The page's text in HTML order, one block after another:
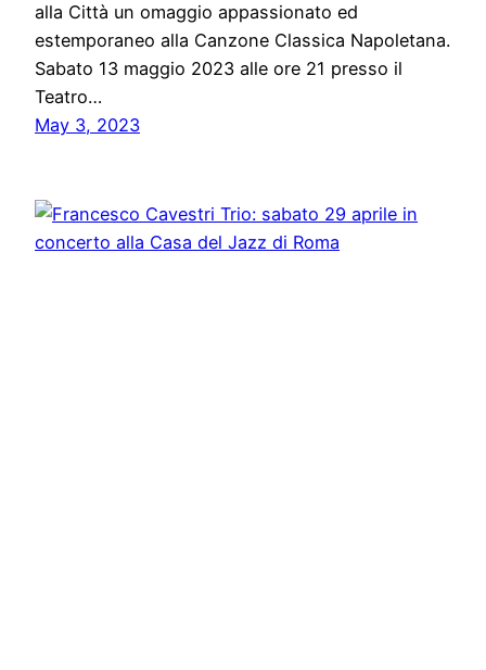
alla Città un omaggio appassionato ed
estemporaneo alla Canzone Classica Napoletana.
Sabato 13 maggio 2023 alle ore 21 presso il
Teatro…
May 3, 2023